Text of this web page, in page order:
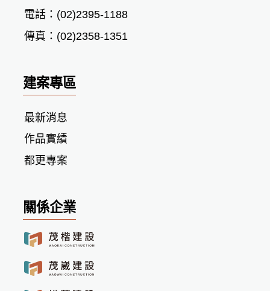
電話：(02)2395-1188
傳真：(02)2358-1351
建案專區
最新消息
作品實績
都更專案
關係企業